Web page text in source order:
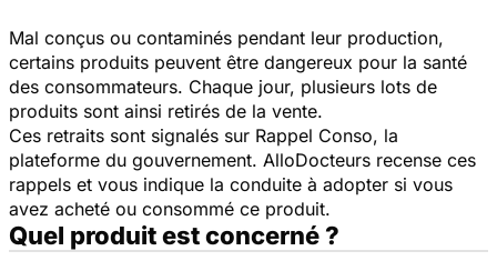
Mal conçus ou contaminés pendant leur production,
certains produits peuvent être dangereux pour la santé
des consommateurs. Chaque jour, plusieurs lots de
produits sont ainsi retirés de la vente.
Ces retraits sont signalés sur Rappel Conso, la
plateforme du gouvernement. AlloDocteurs recense ces
rappels et vous indique la conduite à adopter si vous
avez acheté ou consommé ce produit.
Quel produit est concerné ?